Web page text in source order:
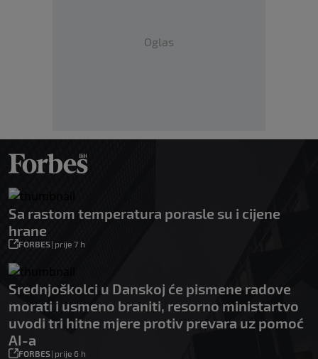
Oglas
Sa rastom temperatura porasle su i cijene
hrane
FORBES| prije 7 h
Srednjoškolci u Danskoj će pismene radove
morati i usmeno braniti, resorno ministartvo
uvodi tri hitne mjere protiv prevara uz pomoć
AI-a
FORBES| prije 6 h